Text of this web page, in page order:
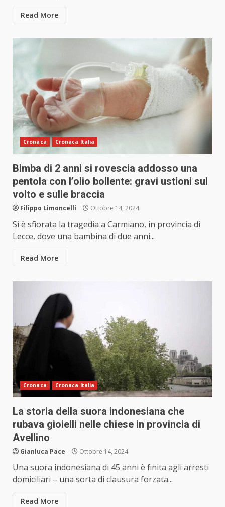
Read More
Cronaca Cronaca Italia
Bimba di 2 anni si rovescia addosso una
pentola con l’olio bollente: gravi ustioni sul
volto e sulle braccia
Filippo Limoncelli Ottobre 14, 2024
Si è sfiorata la tragedia a Carmiano, in provincia di
Lecce, dove una bambina di due anni...
Read More
Cronaca Cronaca Italia
La storia della suora indonesiana che
rubava gioielli nelle chiese in provincia di
Avellino
Gianluca Pace Ottobre 14, 2024
Una suora indonesiana di 45 anni è finita agli arresti
domiciliari – una sorta di clausura forzata...
Read More